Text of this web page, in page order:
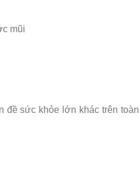
mũi
đề sức khỏe lớn khác trên